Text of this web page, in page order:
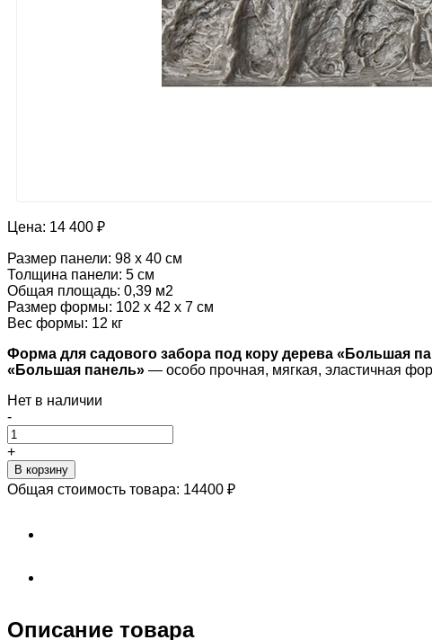
Цена: 14 400 ₽
Размер панели: 98 х 40 см
Толщина панели: 5 см
Общая площадь: 0,39 м2
Размер формы: 102 х 42 х 7 см
Вес формы: 12 кг
Форма для садового забора под кору дерева «Большая
« Большая панель» — особо прочная, мягкая, эластичная
Нет в наличии
-
+
В корзину
Общая стоимость товара: 14400 ₽
Описание товара